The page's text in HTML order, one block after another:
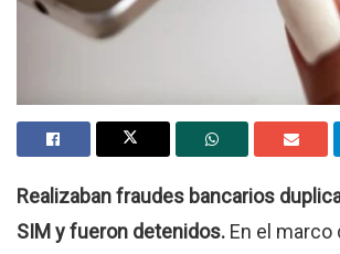
Realizaban fraudes bancarios
SIM y fueron detenidos. En el marco